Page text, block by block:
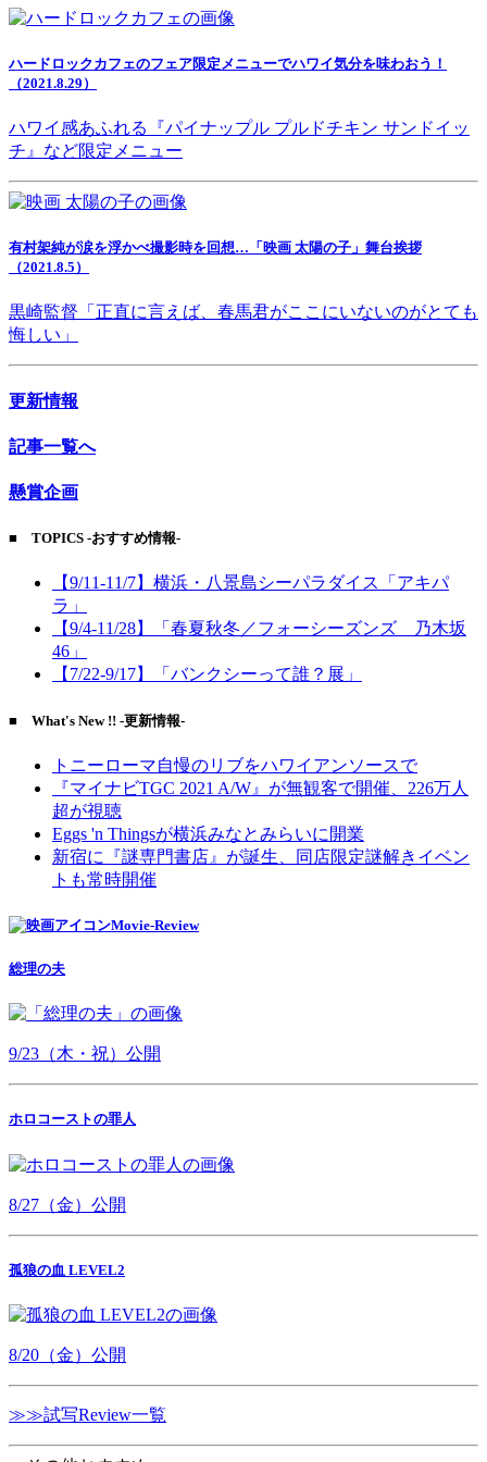
ハードロックカフェのフェア限定メニューでハワイ気分を味わおう！
（2021.8.29）
ハワイ感あふれる『パイナップル プルドチキン サンドイッ
チ』など限定メニュー
有村架純が涙を浮かべ撮影時を回想…「映画 太陽の子」舞台挨拶
（2021.8.5）
黒崎監督「正直に言えば、春馬君がここにいないのがとても
悔しい」
更新情報
記事一覧へ
懸賞企画
■ TOPICS -おすすめ情報-
【9/11-11/7】横浜・八景島シーパラダイス「アキパ
ラ」
【9/4-11/28】「春夏秋冬／フォーシーズンズ 乃木坂
46」
【7/22-9/17】「バンクシーって誰？展」
■ What's New !! -更新情報-
トニーローマ自慢のリブをハワイアンソースで
『マイナビTGC 2021 A/W』が無観客で開催、226万人
超が視聴
Eggs 'n Thingsが横浜みなとみらいに開業
新宿に『謎専門書店』が誕生、同店限定謎解きイベン
トも常時開催
Movie-Review
総理の夫
9/23（木・祝）公開
ホロコーストの罪人
8/27（金）公開
孤狼の血 LEVEL2
8/20（金）公開
≫≫試写Review一覧